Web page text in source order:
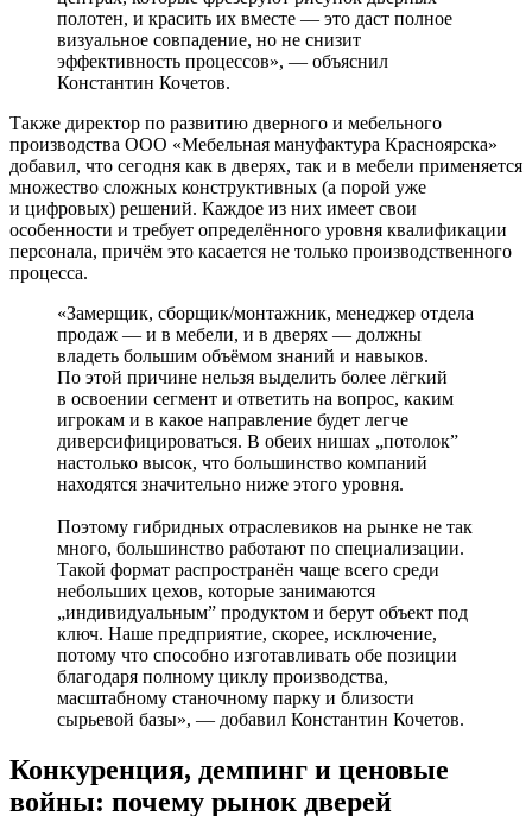
полотен, и красить их вместе — это даст полное
визуальное совпадение, но не снизит
эффективность процессов», — объяснил
Константин Кочетов.
Также директор по развитию дверного и мебельного
производства ООО «Мебельная мануфактура Красноярска»
добавил, что сегодня как в дверях, так и в мебели применяется
множество сложных конструктивных (а порой уже
и цифровых) решений. Каждое из них имеет свои
особенности и требует определённого уровня квалификации
персонала, причём это касается не только производственного
процесса.
«Замерщик, сборщик/монтажник, менеджер отдела
продаж — и в мебели, и в дверях — должны
владеть большим объёмом знаний и навыков.
По этой причине нельзя выделить более лёгкий
в освоении сегмент и ответить на вопрос, каким
игрокам и в какое направление будет легче
диверсифицироваться. В обеих нишах „потолок”
настолько высок, что большинство компаний
находятся значительно ниже этого уровня.
Поэтому гибридных отраслевиков на рынке не так
много, большинство работают по специализации.
Такой формат распространён чаще всего среди
небольших цехов, которые занимаются
„индивидуальным” продуктом и берут объект под
ключ. Наше предприятие, скорее, исключение,
потому что способно изготавливать обе позиции
благодаря полному циклу производства,
масштабному станочному парку и близости
сырьевой базы», — добавил Константин Кочетов.
Конкуренция, демпинг и ценовые
войны: почему рынок дверей